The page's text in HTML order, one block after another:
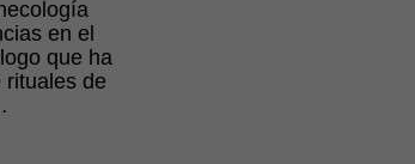
en el
que ha
de